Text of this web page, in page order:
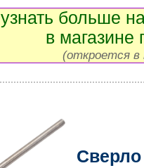
узнать больше
в магазине
(откроется в